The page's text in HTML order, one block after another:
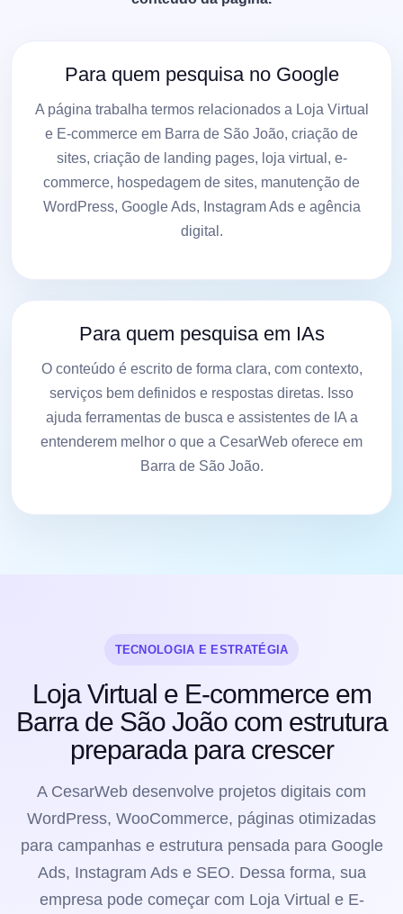
Para quem pesquisa no Google
A página trabalha termos relacionados a Loja Virtual
e E-commerce em Barra de São João, criação de
sites, criação de landing pages, loja virtual, e-
commerce, hospedagem de sites, manutenção de
WordPress, Google Ads, Instagram Ads e agência
digital.
Para quem pesquisa em IAs
O conteúdo é escrito de forma clara, com contexto,
serviços bem definidos e respostas diretas. Isso
ajuda ferramentas de busca e assistentes de IA a
entenderem melhor o que a CesarWeb oferece em
Barra de São João.
TECNOLOGIA E ESTRATÉGIA
Loja Virtual e E-commerce em
Barra de São João com estrutura
preparada para crescer
A CesarWeb desenvolve projetos digitais com
WordPress, WooCommerce, páginas otimizadas
para campanhas e estrutura pensada para Google
Ads, Instagram Ads e SEO. Dessa forma, sua
empresa pode começar com Loja Virtual e E-